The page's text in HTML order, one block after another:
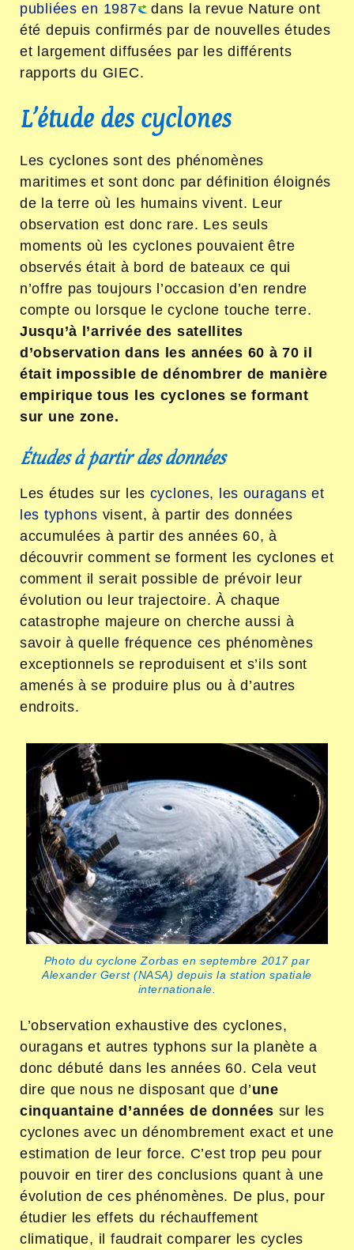
publiées en 1987
dans la revue Nature ont
été depuis confirmés par de nouvelles études
et largement diffusées par les différents
rapports du GIEC.
L’étude des cyclones
Les cyclones sont des phénomènes
maritimes et sont donc par définition éloignés
de la terre où les humains vivent. Leur
observation est donc rare. Les seuls
moments où les cyclones pouvaient être
observés était à bord de bateaux ce qui
n’offre pas toujours l’occasion d’en rendre
compte ou lorsque le cyclone touche terre.
Jusqu’à l’arrivée des satellites
d’observation dans les années 60 à 70 il
était impossible de dénombrer de manière
empirique tous les cyclones se formant
sur une zone.
Études à partir des données
Les études sur les cyclones, les ouragans et
les typhons visent, à partir des données
accumulées à partir des années 60, à
découvrir comment se forment les cyclones et
comment il serait possible de prévoir leur
évolution ou leur trajectoire. À chaque
catastrophe majeure on cherche aussi à
savoir à quelle fréquence ces phénomènes
exceptionnels se reproduisent et s’ils sont
amenés à se produire plus ou à d’autres
endroits.
Photo du cyclone Zorbas en septembre 2017 par
Alexander Gerst (NASA) depuis la station spatiale
internationale.
L’observation exhaustive des cyclones,
ouragans et autres typhons sur la planète a
donc débuté dans les années 60. Cela veut
dire que nous ne disposant que d’une
cinquantaine d’années de données sur les
cyclones avec un dénombrement exact et une
estimation de leur force. C’est trop peu pour
pouvoir en tirer des conclusions quant à une
évolution de ces phénomènes. De plus, pour
étudier les effets du réchauffement
climatique, il faudrait comparer les cycles